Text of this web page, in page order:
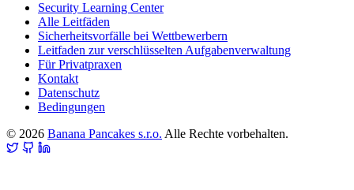
Security Learning Center
Alle Leitfäden
Sicherheitsvorfälle bei Wettbewerbern
Leitfaden zur verschlüsselten Aufgabenverwaltung
Für Privatpraxen
Kontakt
Datenschutz
Bedingungen
© 2026 Banana Pancakes s.r.o. Alle Rechte vorbehalten.